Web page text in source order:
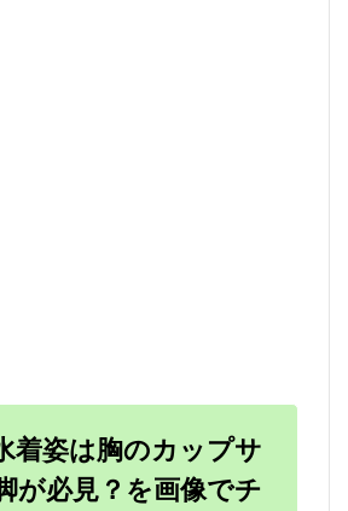
着姿は胸のカップサ
が必見？を画像でチ